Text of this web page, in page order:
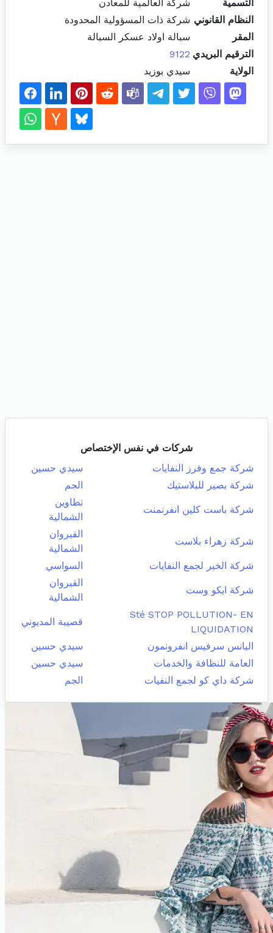
التسمية
شركة العالمية للمعادن
النظام القانوني شركة ذات المسؤولية المحدودة
المقر
سبالة اولاد عسكر السبالة
الترقيم البريدي 9122
الولاية
سيدي بوزيد
شركات في نفس الإختصاص
شركة جمع وفرز النفايات
سيدي حسين
شركة بصير للبلاستيك
الجم
شركة باست كلين انفرنمنت
تطاوين
الشمالية
شركة زهراء بلاست
القيروان
الشمالية
شركة الخير لجمع النفايات
السواسي
شركة ايكو وست
القيروان
الشمالية
Sté STOP POLLUTION- EN
LIQUIDATION
قصيبة المديوني
اليانس سرفيس انفرونمون
سيدي حسين
العامة للنظافة والخدمات
سيدي حسين
شركة داي كو لجمع النفيات
الجم